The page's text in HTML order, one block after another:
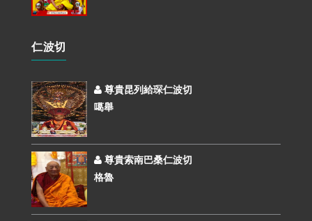
仁波切
尊貴昆列給琛仁波切
噶舉
尊貴索南巴桑仁波切
格魯